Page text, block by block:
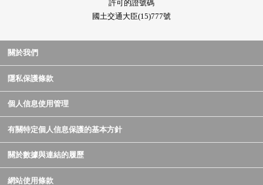
許可的證號碼
國土交通大臣(15)777號
關於我們
隱私保護條款
個人信息使用管理
有關特定個人信息保護的基本方針
關於數據與連結的履歷
網站使用條款